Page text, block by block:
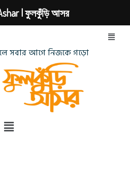
সবার আগে নিজকে গড়ো
| ফুলকুঁড়ি আসর